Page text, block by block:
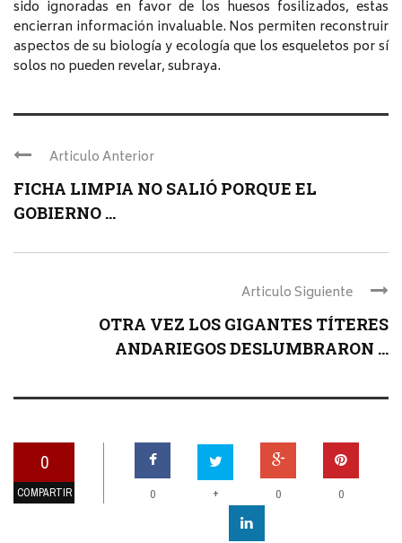
sido ignoradas en favor de los huesos fosilizados, estas
encierran información invaluable. Nos permiten reconstruir
aspectos de su biología y ecología que los esqueletos por sí
solos no pueden revelar, subraya.
Articulo Anterior
FICHA LIMPIA NO SALIÓ PORQUE EL
GOBIERNO ...
Articulo Siguiente
OTRA VEZ LOS GIGANTES TÍTERES
ANDARIEGOS DESLUMBRARON ...
0
COMPARTIR 0 + 0 0